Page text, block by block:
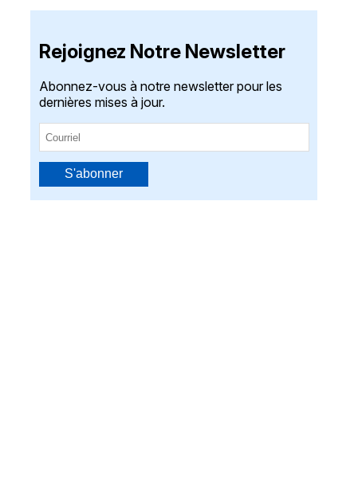
Rejoignez Notre Newsletter
Abonnez-vous à notre newsletter pour les
dernières mises à jour.
S'abonner